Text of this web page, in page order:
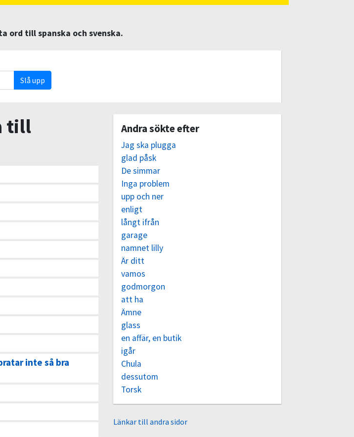
ord till spanska och svenska.
Slå upp
till
inte så bra
Andra sökte efter
Jag ska plugga
glad påsk
De simmar
Inga problem
upp och ner
enligt
långt ifrån
garage
namnet lilly
Är ditt
vamos
godmorgon
att ha
Ämne
glass
en affär, en butik
igår
Chula
dessutom
Torsk
Länkar till andra sidor